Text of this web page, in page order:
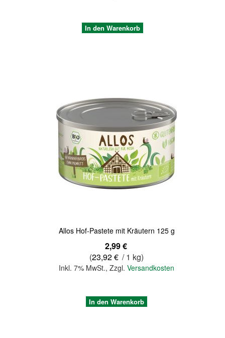
In den Warenkorb
Allos Hof-Pastete mit Kräutern 125 g
2,99 €
(23,92 € / 1 kg)
Inkl. 7% MwSt.,Zzgl.Versandkosten
In den Warenkorb